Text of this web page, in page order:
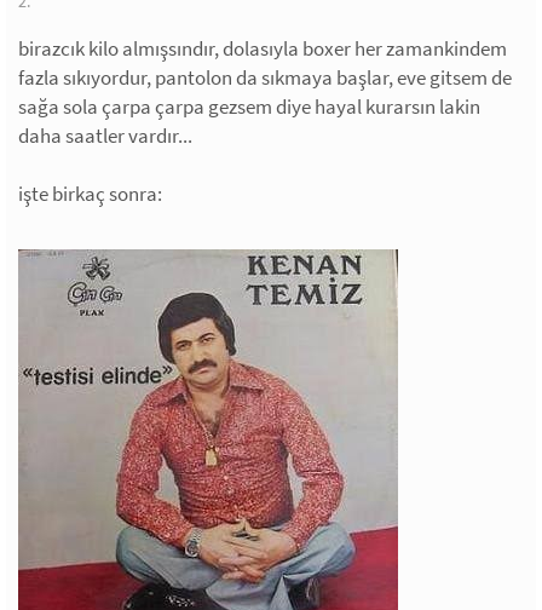
birazcık kilo almışsındır, dolasıyla boxer her zamankindem
fazla sıkıyordur, pantolon da sıkmaya başlar, eve gitsem de
sağa sola çarpa çarpa gezsem diye hayal kurarsın lakin
daha saatler vardır...
işte birkaç sonra: